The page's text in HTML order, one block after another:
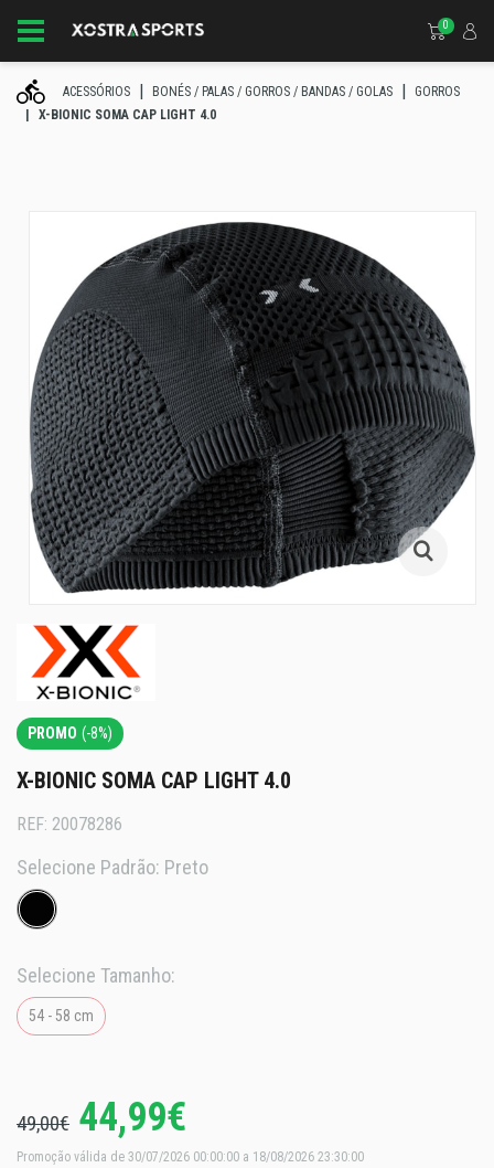
0
ACESSÓRIOS BONÉS / PALAS / GORROS / BANDAS / GOLAS
GORROS
X-BIONIC SOMA CAP LIGHT 4.0
PROMO (-8%)
X-BIONIC SOMA CAP LIGHT 4.0
REF: 20078286
Selecione Padrão: Preto
Selecione Tamanho:
54 - 58 cm
49,00€ 44,99€
Promoção válida de 30/07/2026 00:00:00 a 18/08/2026 23:30:00